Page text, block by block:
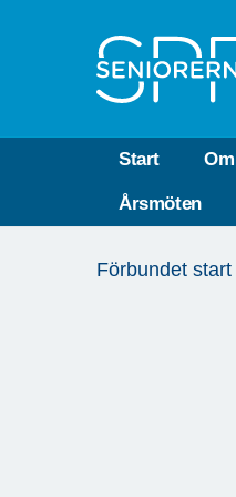
Start
Årsmöten
är
Förbundet start